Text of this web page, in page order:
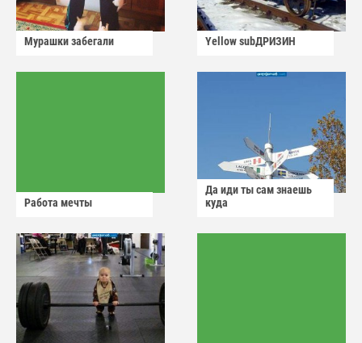
Мурашки забегали Yellow subДРИЗИН
Работа мечты
Да иди ты сам знаешь
куда